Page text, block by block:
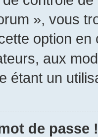
», vous
option
aux
étant un
de passe !